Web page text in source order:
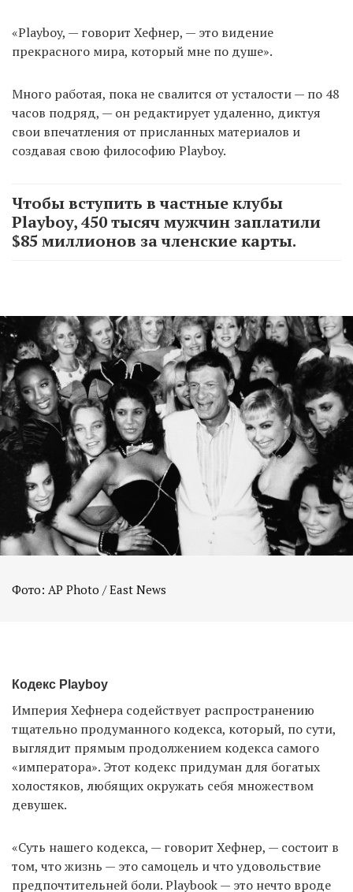
«Playboy, — говорит Хефнер, — это видение
прекрасного мира, который мне по душе».
Много работая, пока не свалится от усталости — по 48
часов подряд, — он редактирует удаленно, диктуя
свои впечатления от присланных материалов и
создавая свою философию Playboy.
Чтобы вступить в частные клубы
Playboy, 450 тысяч мужчин заплатили
$85 миллионов за членские карты.
Фото: AP Photo / East News
Кодекс Playboy
Империя Хефнера содействует распространению
тщательно продуманного кодекса, который, по сути,
выглядит прямым продолжением кодекса самого
«императора». Этот кодекс придуман для богатых
холостяков, любящих окружать себя множеством
девушек.
«Суть нашего кодекса, — говорит Хефнер, — состоит в
том, что жизнь — это самоцель и что удовольствие
предпочтительней боли. Playbook — это нечто вроде